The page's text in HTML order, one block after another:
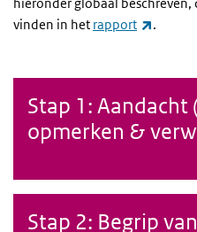
vinden in het rapport .
Stap 1:
opmerken &
Stap 2: Begrip